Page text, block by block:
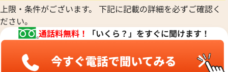
上限・条件がございます。 下記に記載の詳細を必ずご確認く
ださい。
通話料無料！
「いくら？」をすぐに聞けます！